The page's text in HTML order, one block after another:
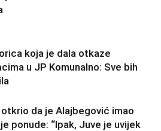
koja je dala otkaze
u JP Komunalno: Sve bih
da je Alajbegović imao
ponude: “Ipak, Juve je uvijek